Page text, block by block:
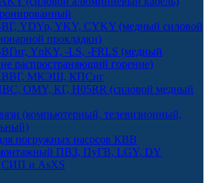
YDYp, YKY, CYKY (медный силовой
прокладки)
YnKY, -LS, -FRLS (медный
распространяющий горение)
МКЭШ, КПСнг
OMY, КГ, H05RR (силовой медный
(компьютерный, телевизионный,
погружных насосов КВВ
ПВЗ, ПуГВ, LGY, DY
СИП и AsXS